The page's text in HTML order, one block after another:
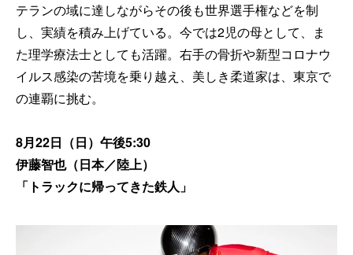
テランの域に達しながらその後も世界選手権などを制
し、実績を積み上げている。今では2児の母として、ま
た理学療法士としても活躍。右手の骨折や新型コロナウ
イルス感染の苦境を乗り越え、美しき柔道家は、東京で
の連覇に挑む。
8月22日（日）午後5:30
伊藤智也（日本／陸上）
「トラックに帰ってきた鉄人」